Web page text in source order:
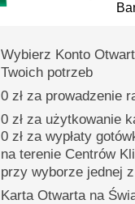
Wybierz Konto
Twoich potrzeb
0 zł za prowadzenie
0 zł za użytkowanie
0 zł za wypłaty
na terenie Centrów
przy wyborze jednej
Karta Otwarta na